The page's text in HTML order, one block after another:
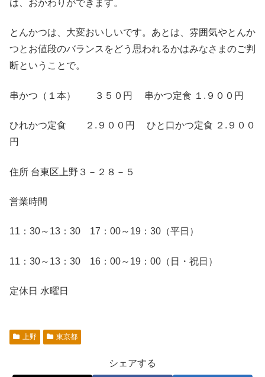
は、おかわりができます。
とんかつは、大変おいしいです。あとは、雰囲気やとんか
つとお値段のバランスをどう思われるかはみなさまのご判
断ということで。
串かつ（１本） ３５０円 串かつ定食 １.９００円
ひれかつ定食 ２.９００円 ひと口かつ定食 ２.９００
円
住所 台東区上野３－２８－５
営業時間
11：30～13：30 17：00～19：30（平日）
11：30～13：30 16：00～19：00（日・祝日）
定休日 水曜日
上野 東京都
シェアする